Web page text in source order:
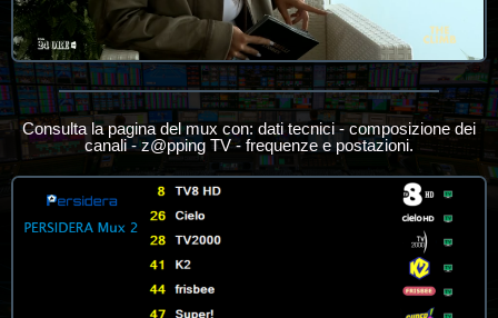
Consulta la pagina del mux con: dati tecnici - composizione dei
canali - z@pping TV - frequenze e postazioni.